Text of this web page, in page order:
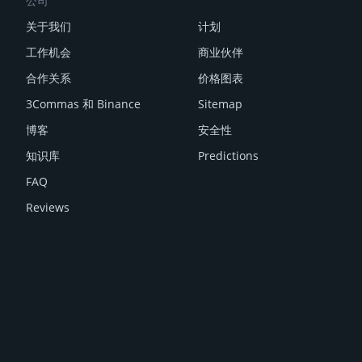
关于我们
工作机会
合作关系
3Commas 和 Binance
博客
知识库
FAQ
Reviews
计划
商业伙伴
价格图表
Sitemap
安全性
Predictions